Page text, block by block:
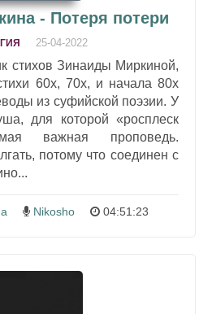
- Потеря потери
25-04-2022
стихов Зинаиды Миркиной,
60х, 70х, и начала 80х
из суфийской поэзии. У
для которой «росплеск
важная проповедь.
потому что соединен с
Nikosho 04:51:23